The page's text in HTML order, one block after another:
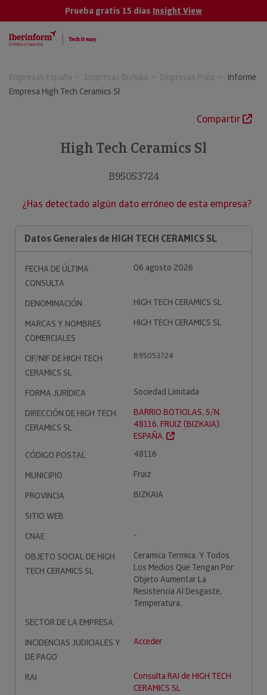
Prueba gratis 15 días Insight View
Empresas España Empresas Bizkaia Empresas Fruiz
Informe
Empresa High Tech Ceramics Sl
Compartir
High Tech Ceramics Sl
B95053724
¿Has detectado algún dato erróneo de esta empresa?
Datos Generales de HIGH TECH CERAMICS SL
FECHA DE ÚLTIMA
CONSULTA
06 agosto 2026
DENOMINACIÓN
HIGH TECH CERAMICS SL
MARCAS Y NOMBRES
COMERCIALES
HIGH TECH CERAMICS SL
CIF/NIF DE HIGH TECH
CERAMICS SL
B95053724
FORMA JURÍDICA
Sociedad Limitada
DIRECCIÓN DE HIGH TECH
CERAMICS SL
BARRIO BOTIOLAS, S/N.
48116, FRUIZ (BIZKAIA).
ESPAÑA.
CÓDIGO POSTAL
48116
MUNICIPIO
Fruiz
PROVINCIA
BIZKAIA
SITIO WEB
CNAE
-
OBJETO SOCIAL DE HIGH
TECH CERAMICS SL
Ceramica Termica, Y Todos
Los Medios Que Tengan Por
Objeto Aumentar La
Resistencia Al Desgaste,
Temperatura.
SECTOR DE LA EMPRESA
INCIDENCIAS JUDICIALES Y
DE PAGO
Acceder
RAI
Consulta RAI de HIGH TECH
CERAMICS SL